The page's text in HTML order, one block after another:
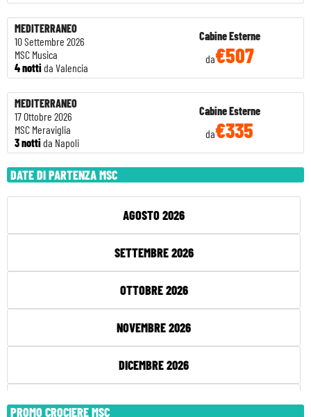
MEDITERRANEO
10 Settembre 2026
MSC Musica
4 nottida Valencia
Cabine Esterne
da€507
MEDITERRANEO
17 Ottobre 2026
MSC Meraviglia
3 nottida Napoli
Cabine Esterne
da€335
DATE DI PARTENZA MSC
AGOSTO 2026
SETTEMBRE 2026
OTTOBRE 2026
NOVEMBRE 2026
DICEMBRE 2026
GENNAIO 2027
PROMO CROCIERE MSC